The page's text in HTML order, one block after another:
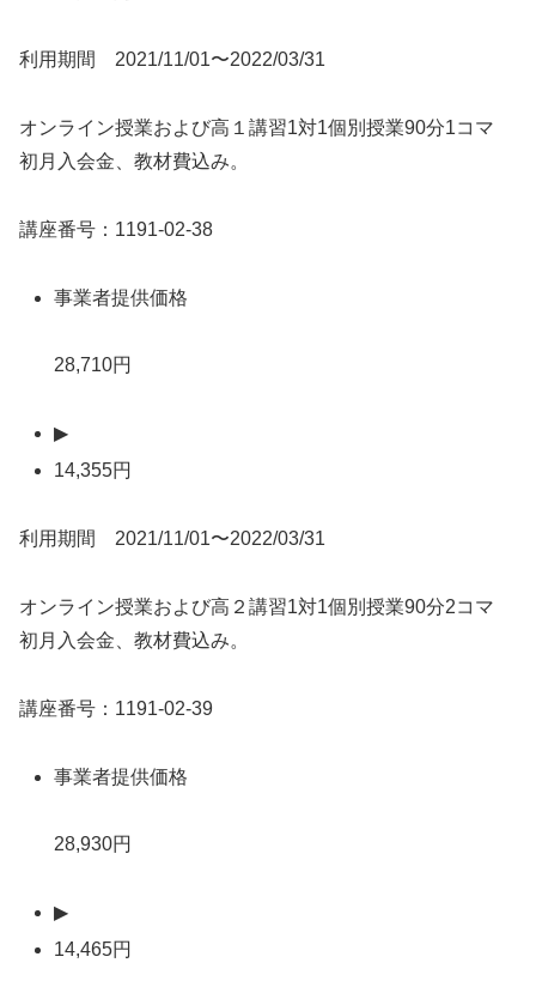
利用期間 2021/11/01〜2022/03/31
オンライン授業および高１講習1対1個別授業90分1コマ
初月入会金、教材費込み。
講座番号：1191-02-38
事業者提供価格
28,710円
▶
14,355円
利用期間 2021/11/01〜2022/03/31
オンライン授業および高２講習1対1個別授業90分2コマ
初月入会金、教材費込み。
講座番号：1191-02-39
事業者提供価格
28,930円
▶
14,465円